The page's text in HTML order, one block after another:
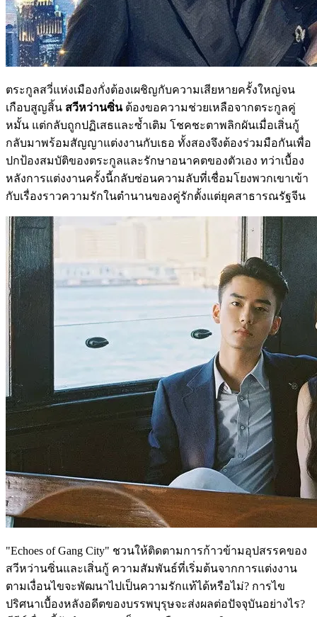
ตระกูลสวี่แห่งเมืองกั่งต้องเผชิญกับความเสียหายครั้งใหญ่จน
เกือบสูญสิ้น สวีหว่านซิ่น ต้องขอความช่วยเหลือจากตระกูลคู่
หมั้น แต่กลับถูกปฏิเสธและซ้ำเติม โชคชะตาพลิกผันเมื่อเสิ่นกู้
กลับมาพร้อมสัญญาแต่งงานกับเธอ ทั้งสองจึงต้องร่วมมือกันเพื่อ
ปกป้องสมบัติของตระกูลและรักษาอนาคตของตัวเอง ทว่าเบื้อง
หลังการแต่งงานครั้งนี้กลับซ่อนความลับที่เชื่อมโยงพวกเขาเข้า
กับเรื่องราวความรักในตำนานของคู่รักตั้งแต่ยุคสาธารณรัฐจีน
"Echoes of Gang City" ชวนให้ติดตามการก้าวข้ามอุปสรรคของ
สวีหว่านซิ่นและเสิ่นกู้ ความสัมพันธ์ที่เริ่มต้นจากการแต่งงาน
ตามเงื่อนไขจะพัฒนาไปเป็นความรักแท้ได้หรือไม่? การไข
ปริศนาเบื้องหลังอดีตของบรรพบุรุษจะส่งผลต่อปัจจุบันอย่างไร?